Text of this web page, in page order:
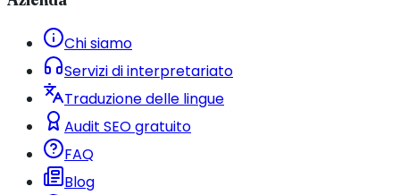
Chi siamo
Servizi di interpretariato
Traduzione delle lingue
Audit SEO gratuito
FAQ
Blog